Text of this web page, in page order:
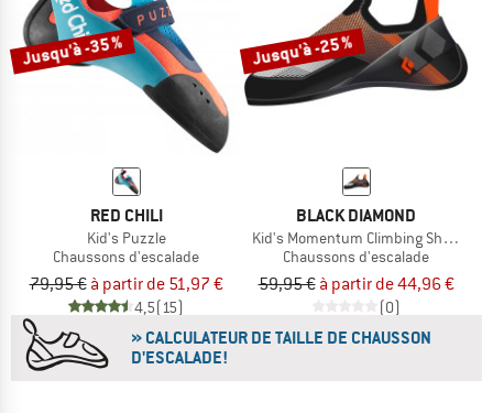
Jusqu'à -35 %
RED CHILI
Kid's Puzzle
Chaussons d'escalade
79,95 € à partir de 51,97 €
4,5(15)
Jusqu'à -25 %
BLACK DIAMOND
Kid's Momentum Climbing Shoes
Chaussons d'escalade
59,95 € à partir de 44,96 €
(0)
» CALCULATEUR DE TAILLE DE CHAUSSON
D'ESCALADE!